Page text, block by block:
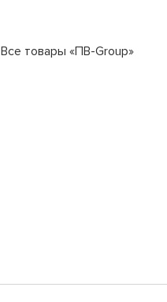
Все товары «ПВ-Group»